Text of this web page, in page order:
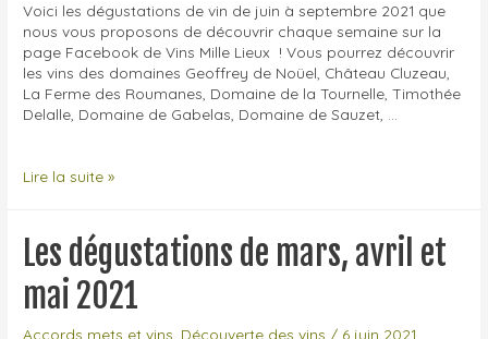
!Voici les dégustations de vin de juin à septembre 2021 que
nous vous proposons de découvrir chaque semaine sur la
page Facebook de Vins Mille Lieux ! Vous pourrez découvrir
les vins des domaines Geoffrey de Noüel, Château Cluzeau,
La Ferme des Roumanes, Domaine de la Tournelle, Timothée
Delalle, Domaine de Gabelas, Domaine de Sauzet, …
Les
juin,
juillet,
Lire la suite »
Les dégustations de mars, avril et
mai 2021
Accords mets et vins Découverte des vins / 6 juin 2021